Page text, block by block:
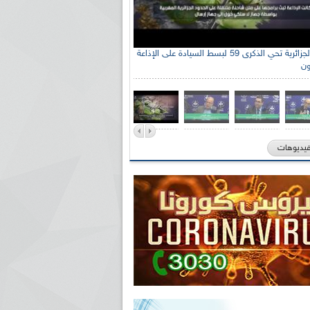
الإذاعة الجزائرية تحي الذكرى 59 لبسط السيادة على الإذاعة